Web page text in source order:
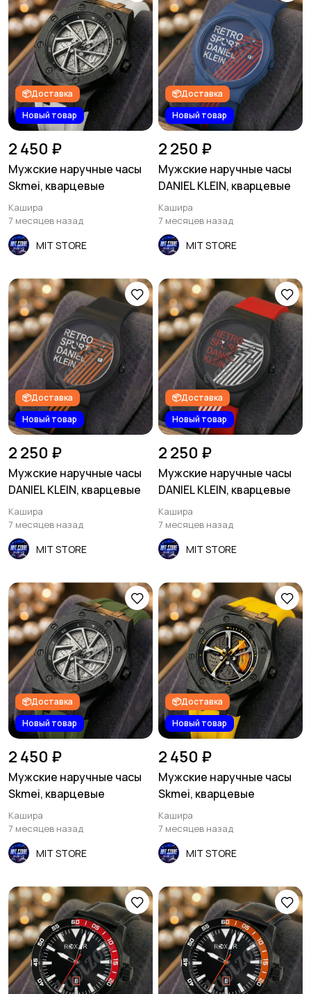
📦Доставка
Новый товар
2 450 ₽
Мужские наручные часы
Skmei, кварцевые
Кашира
7 месяцев назад
MIT STORE
📦Доставка
Новый товар
2 250 ₽
Мужские наручные часы
DANIEL KLEIN, кварцевые
Кашира
7 месяцев назад
MIT STORE
📦Доставка
Новый товар
2 250 ₽
Мужские наручные часы
DANIEL KLEIN, кварцевые
Кашира
7 месяцев назад
MIT STORE
📦Доставка
Новый товар
2 250 ₽
Мужские наручные часы
DANIEL KLEIN, кварцевые
Кашира
7 месяцев назад
MIT STORE
📦Доставка
Новый товар
2 450 ₽
Мужские наручные часы
Skmei, кварцевые
Кашира
7 месяцев назад
MIT STORE
📦Доставка
Новый товар
2 450 ₽
Мужские наручные часы
Skmei, кварцевые
Кашира
7 месяцев назад
MIT STORE